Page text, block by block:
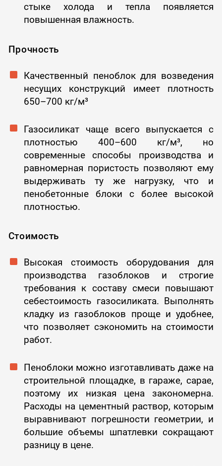
стыке холода и тепла появляется
повышенная влажность.
Прочность
Качественный пеноблок для возведения
несущих конструкций имеет плотность
650–700 кг/м³
Газосиликат чаще всего выпускается с
плотностью 400–600 кг/м³, но
современные способы производства и
равномерная пористость позволяют ему
выдерживать ту же нагрузку, что и
пенобетонные блоки с более высокой
плотностью.
Стоимость
Высокая стоимость оборудования для
производства газоблоков и строгие
требования к составу смеси повышают
себестоимость газосиликата. Выполнять
кладку из газоблоков проще и удобнее,
что позволяет сэкономить на стоимости
работ.
Пеноблоки можно изготавливать даже на
строительной площадке, в гараже, сарае,
поэтому их низкая цена закономерна.
Расходы на цементный раствор, которым
выравнивают погрешности геометрии, и
большие объемы шпатлевки сокращают
разницу в цене.